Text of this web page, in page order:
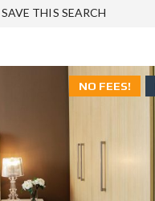
SAVE THIS SEARCH
NO FEES!